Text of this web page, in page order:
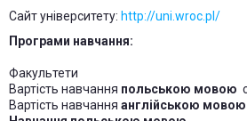
Сайт університету: http://uni.wroc.pl/
Програми навчання:
Факультети
Вартість навчання польською мовою
Вартість навчання англійською мовою